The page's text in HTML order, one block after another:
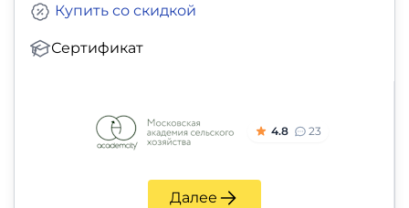
Сертификат
Купить со скидкой
4.8 23
Далее